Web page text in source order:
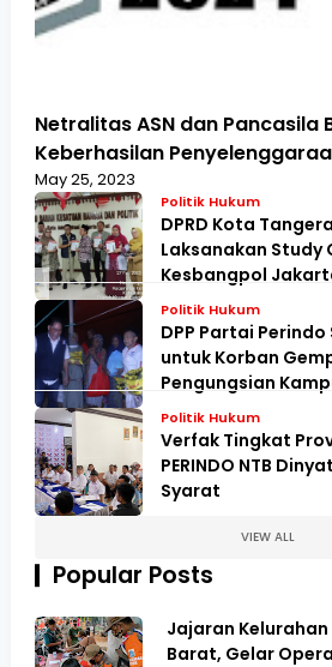
Netralitas ASN dan Pancasila
Keberhasilan
May 25, 2023
Politik Hukum
DPRD Kota
Laksanakan Study
Kesbangpol
Politik Hukum
DPP Partai
untuk Korban
Pengungsian
Politik Hukum
Verfak Tingkat
PERINDO NTB
Syarat
VIEW ALL
Popular Posts
Jajaran
Barat, Gelar